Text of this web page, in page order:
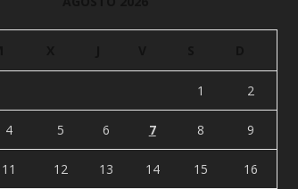
1 2
4 5 6 7 8 9
11 12 13 14 15 16